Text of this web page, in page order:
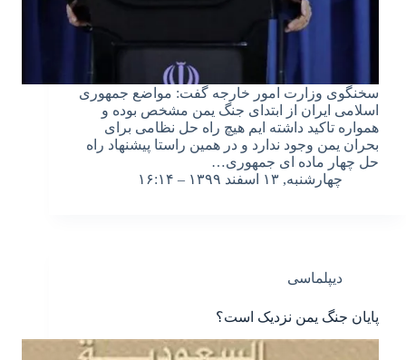
سخنگوی وزارت امور خارجه گفت: مواضع جمهوری
اسلامی ایران از ابتدای جنگ یمن مشخص بوده و
همواره تاکید داشته ایم هیچ راه حل نظامی برای
بحران یمن وجود ندارد و در همین راستا پیشنهاد راه
حل چهار ماده ای جمهوری…
چهارشنبه, ۱۳ اسفند ۱۳۹۹ – ۱۶:۱۴
دیپلماسی
پایان جنگ یمن نزدیک است؟